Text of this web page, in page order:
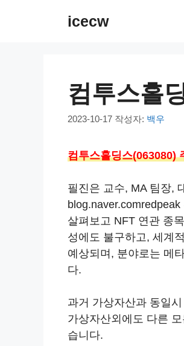
icecw
컴투스홀
2023-10-17 작성자: 백우
컴투스홀딩스(063080)
필진은 교수, MA 팀장,
살펴보고 NFT 연관 종
성에도 불구하고, 세계
예상되며, 분야로는 메
다.
과거 가상자산과 동일
가상자산외에도 다른
습니다.